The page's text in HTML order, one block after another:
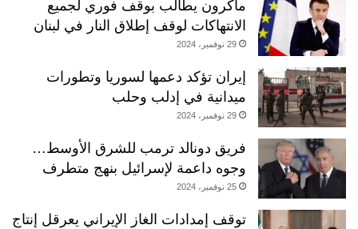
ماكرون يطالب بوقف فوري لجميع
الانتهاكات لوقف إطلاق النار في لبنان
29 نوفمبر، 2024
إيران تؤكد دعمها لسوريا وتطورات
ميدانية في إدلب وحلب
29 نوفمبر، 2024
فريق دونالد ترمب للشرق الأوسط…
وجوه داعمة لإسرائيل بنهج متطرف
25 نوفمبر، 2024
توقف إمدادات الغاز الإيراني يعرقل إنتاج